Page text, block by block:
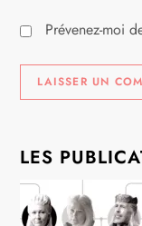
Prévenez-moi
LES